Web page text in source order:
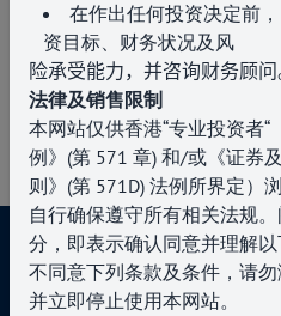
在作出任何投资决定前
资目标、财务状况及风
险承受能力，并咨询财务顾问
法律及销售限制
本网站仅供香港“专业投资者
例》 (第 571 章) 和/或《证券
则》 (第 571D) 法例所界定）
自行确保遵守所有相关法规
分，即表示确认同意并理解
不同意下列条款及条件，请
并立即停止使用本网站。
佰利腾资产管理香港与
与汇率”主题圆桌交流会
2026年6月11日